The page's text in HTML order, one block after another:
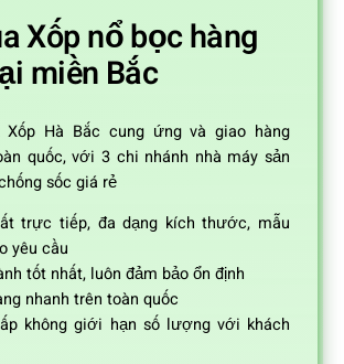
Xốp nổ bọc hàng
miền Bắc
Xốp Hà Bắc cung ứng và giao hàng
quốc, với 3 chi nhánh nhà máy sản
sốc giá rẻ
trực tiếp, đa dạng kích thước, mẫu
yêu cầu
tốt nhất, luôn đảm bảo ổn định
nhanh trên toàn quốc
không giới hạn số lượng với khách